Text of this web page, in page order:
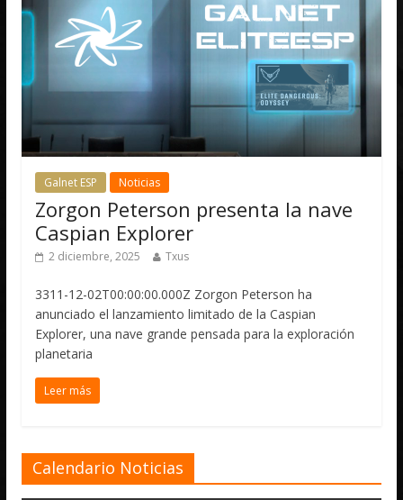
Galnet ESP Noticias
Zorgon Peterson presenta la nave
Caspian Explorer
2 diciembre, 2025 Txus
3311-12-02T00:00:00.000Z Zorgon Peterson ha
anunciado el lanzamiento limitado de la Caspian
Explorer, una nave grande pensada para la exploración
planetaria
Leer más
Calendario Noticias